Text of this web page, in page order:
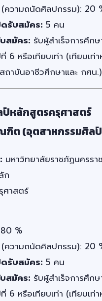
(ความถนัดศิลปกรรม): 20
ดรับสมัคร: 5 คน
บสมัคร: รับผู้สำเร็จการศึก
6 หรือเทียบเท่า (เทียบเท่
ถาบันอาชีวศึกษาและ กศน.)
หลักสูตรครุศาสตร์
ฑิต (อุตสาหกรรมศิล
มหาวิทยาลัยราชภัฏนครรา
ก
ศาสตร์
80 %
(ความถนัดศิลปกรรม): 20
ดรับสมัคร: 5 คน
บสมัคร: รับผู้สำเร็จการศึก
6 หรือเทียบเท่า (เทียบเท่